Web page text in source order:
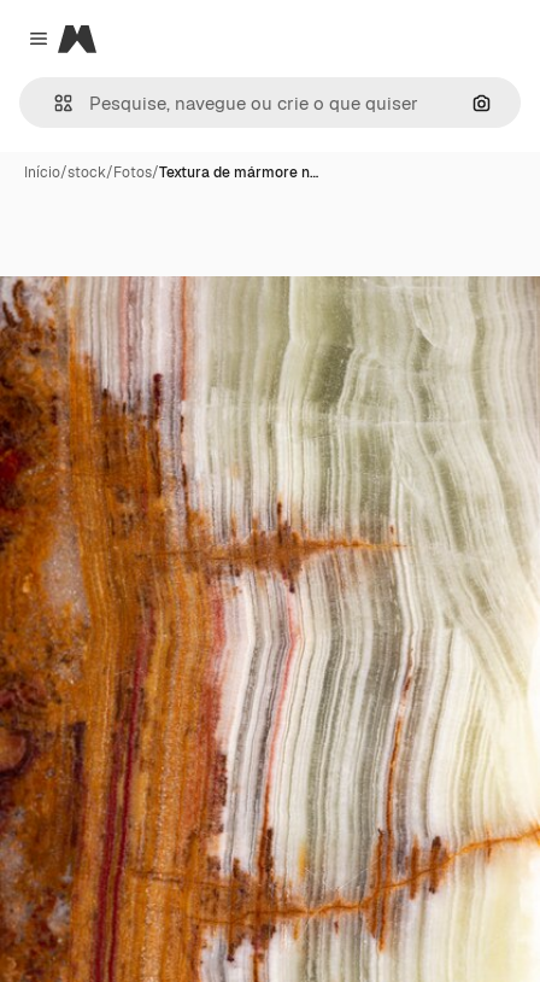
Close menu
Magnific
Início/stock/Fotos/Textura de mármore n…